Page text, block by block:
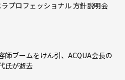
プロフェッショナル 方針説明会
師ブームをけん引、ACQUA会長の
氏が逝去